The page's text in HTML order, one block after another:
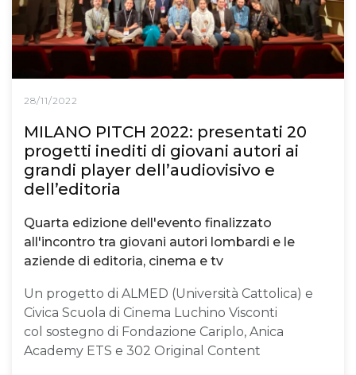
28/11/2022
MILANO PITCH 2022: presentati 20
progetti inediti di giovani autori ai
grandi player dell’audiovisivo e
dell’editoria
Quarta edizione dell'evento finalizzato
all'incontro tra giovani autori lombardi e le
aziende di editoria, cinema e tv
Un progetto di ALMED (Università Cattolica) e
Civica Scuola di Cinema Luchino Visconti
col sostegno di Fondazione Cariplo, Anica
Academy ETS e 302 Original Content